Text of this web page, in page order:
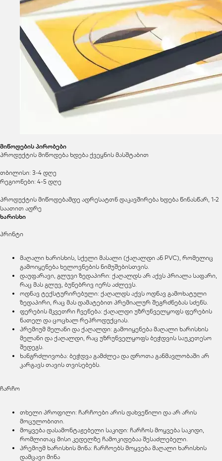
მიწოდების პირობები
პროდუქტის მიწოდება ხდება ქვეყნის მასშტაბით
თბილისი: 3-4 დღე
რეგიონები: 4-5 დღე
პროდუქტის მიწოდებამდე ადრესატთნ დაკავშირება ხდება წინასწარ, 1-2
საათით ადრე
ხარისხი
პრინტი
მაღალი ხარისხის, სქელი მასალი (ქაღალდი ან PVC), რომელიც
გამოიყენება ხელოვნების ნიმუშებისთვის.
დაუფარავი, გლუვი ზედაპირი: ქაღალდს არ აქვს პრიალა საფარი,
რაც მას გლუვ, ბუნებრივ იერს აძლევს.
ოდნავ ტექსტურირებული: ქაღალდს აქვს ოდნავ გამოხატული
ზედაპირი, რაც მას დამატებით პრემიალურ შეგრძნებას სძენს.
ფერების მკვეთრი ჩვენება: ქაღალდი უზრუნველყოფს ფერების
ნათელ და ცოცხალ რეპროდუქციას.
პრემიუმ მელანი და ქაღალდი: გამოიყენება მაღალი ხარისხის
მელანი და ქაღალდი, რაც უზრუნველყოფს ბეჭდვის საუკეთესო
შედეგს.
ხანგრძლივობა: ბეჭდვა გამძლეა და დროთა განმავლობაში არ
კარგავს თავის თვისებებს.
ჩარჩო
თხელი პროფილი: ჩარჩოები არის დახვეწილი და არ არის
მოცულობითი.
მოყვება დასამონტაჟებელი საკიდი: ჩარჩოს მოყვება საკიდი,
რომლითაც მისი კედელზე ჩამოკიდებაა შესაძლებელი.
პრემიუმ ხარისხის მინა: ჩარჩოებს მოყვება მაღალი ხარისხის
დამცავი მინა